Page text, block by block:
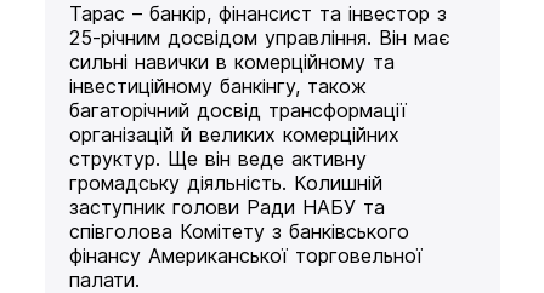
Тарас – банкір, фінансист та інвестор з
25-річним досвідом управління. Він має
сильні навички в комерційному та
інвестиційному банкінгу, також
багаторічний досвід трансформації
організацій й великих комерційних
структур. Ще він веде активну
громадську діяльність. Колишній
заступник голови Ради НАБУ та
співголова Комітету з банківського
фінансу Американської торговельної
палати.